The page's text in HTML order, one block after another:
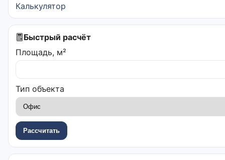
Калькулятор
Быстрый расчёт
Площадь, м²
Тип объекта
Рассчитать